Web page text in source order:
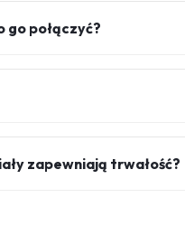
połączyć?
zapewniają trwałość?